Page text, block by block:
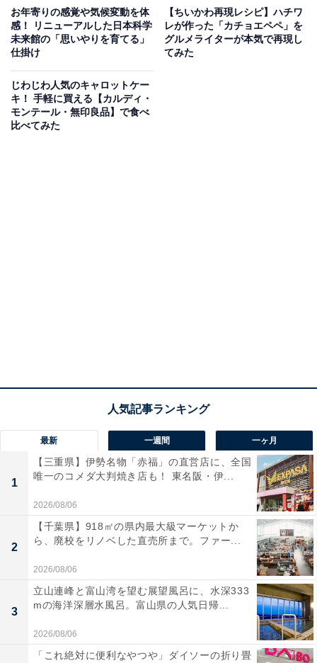
お年寄りの感覚や気候変動を体
感！ リニューアルした日本科学
未来館の「思いやりを育てる」
仕掛け
【ちいかわ再現レシピ】ハチワ
レが作った「カチョエペペ」を
グルメライターが本気で再現し
てみた
じわじわ人気のキャロットケー
キ！ 手軽に買える【カルディ・
モンテール・無印良品】で食べ
比べてみた
最新 一週間 一ヶ月
1
【三重県】伊勢名物「赤福」の直営店に、全国
唯一のコメダ大判焼き店も！ 東名阪・伊...
2026/08/06
2
【千葉県】918㎡の県内最大級マーケットか
ら、廃校をリノベした直売所まで。ファー...
2026/08/06
3
立山連峰と富山湾を望む展望風呂に、水深333
mの海洋深層水風呂。富山県の人気日帰...
2026/08/06
「これ絶対に便利なやつや」ダイソーの折り畳